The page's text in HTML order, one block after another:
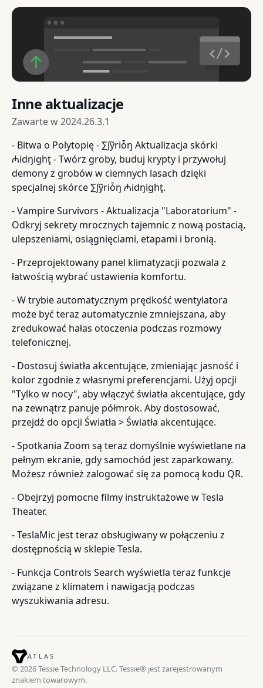
Inne aktualizacje
Zawarte w2024.26.3.1
- Bitwa o Polytopię - ∑∫ỹriȱŋ Aktualizacja skórki
₼idŋighţ - Twórz groby, buduj krypty i przywołuj
demony z grobów w ciemnych lasach dzięki
specjalnej skórce ∑∫ỹriȱŋ ₼idŋighţ.
- Vampire Survivors - Aktualizacja "Laboratorium" -
Odkryj sekrety mrocznych tajemnic z nową postacią,
ulepszeniami, osiągnięciami, etapami i bronią.
- Przeprojektowany panel klimatyzacji pozwala z
łatwością wybrać ustawienia komfortu.
- W trybie automatycznym prędkość wentylatora
może być teraz automatycznie zmniejszana, aby
zredukować hałas otoczenia podczas rozmowy
telefonicznej.
- Dostosuj światła akcentujące, zmieniając jasność i
kolor zgodnie z własnymi preferencjami. Użyj opcji
"Tylko w nocy", aby włączyć światła akcentujące, gdy
na zewnątrz panuje półmrok. Aby dostosować,
przejdź do opcji Światła > Światła akcentujące.
- Spotkania Zoom są teraz domyślnie wyświetlane na
pełnym ekranie, gdy samochód jest zaparkowany.
Możesz również zalogować się za pomocą kodu QR.
- Obejrzyj pomocne filmy instruktażowe w Tesla
Theater.
- TeslaMic jest teraz obsługiwany w połączeniu z
dostępnością w sklepie Tesla.
- Funkcja Controls Search wyświetla teraz funkcje
związane z klimatem i nawigacją podczas
wyszukiwania adresu.
ATLAS
© 2026 Tessie Technology LLC. Tessie® jest zarejestrowanym
znakiem towarowym.